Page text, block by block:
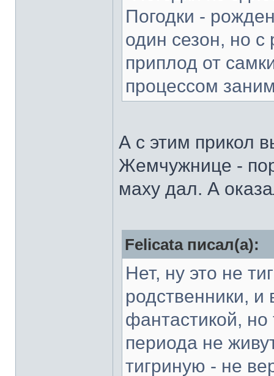
Погодки -
один сезон, но с
приплод от
процессом
А с этим прикол
Жемчужнице -
маху дал. А
Felicata писал(а):
Нет, ну это не
родственники,
фантастикой,
периода не
тигриную - не